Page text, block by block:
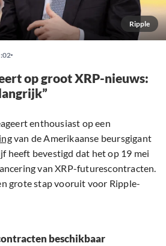
Ripple
op groot XRP-nieuws:
enthousiast op een
van de Amerikaanse beursgigant
heeft bevestigd dat het op 19 mei
van XRP-futurescontracten.
grote stap vooruit voor Ripple-
beschikbaar